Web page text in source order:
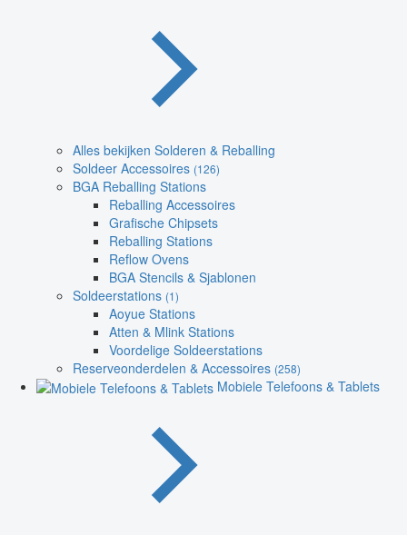
Alles bekijken Solderen & Reballing
Soldeer Accessoires (126)
BGA Reballing Stations
Reballing Accessoires
Grafische Chipsets
Reballing Stations
Reflow Ovens
BGA Stencils & Sjablonen
Soldeerstations (1)
Aoyue Stations
Atten & Mlink Stations
Voordelige Soldeerstations
Reserveonderdelen & Accessoires (258)
Mobiele Telefoons & Tablets